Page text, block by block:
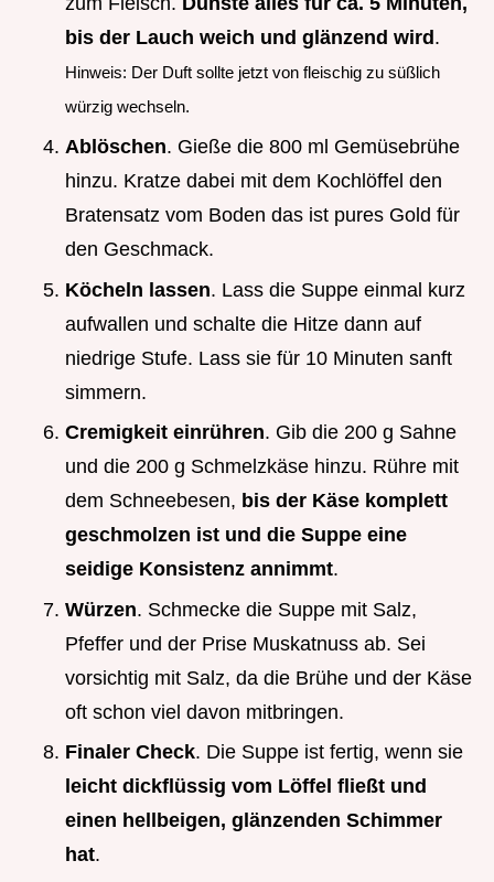
bis der Lauch weich und glänzend wird .
Hinweis: Der Duft sollte jetzt von fleischig zu süßlich
würzig wechseln.
Ablöschen. Gieße die 800 ml Gemüsebrühe
hinzu. Kratze dabei mit dem Kochlöffel den
Bratensatz vom Boden das ist pures Gold für
den Geschmack.
Köcheln lassen. Lass die Suppe einmal kurz
aufwallen und schalte die Hitze dann auf
niedrige Stufe. Lass sie für 10 Minuten sanft
simmern.
Cremigkeit einrühren. Gib die 200 g Sahne
und die 200 g Schmelzkäse hinzu. Rühre mit
dem Schneebesen, bis der Käse komplett
geschmolzen ist und die Suppe eine
seidige Konsistenz annimmt.
Würzen. Schmecke die Suppe mit Salz,
Pfeffer und der Prise Muskatnuss ab. Sei
vorsichtig mit Salz, da die Brühe und der Käse
oft schon viel davon mitbringen.
Finaler Check. Die Suppe ist fertig, wenn sie
leicht dickflüssig vom Löffel fließt und
einen hellbeigen, glänzenden Schimmer
hat.